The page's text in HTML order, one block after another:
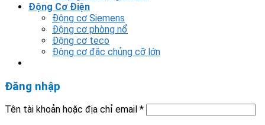
Động Cơ Điện
Động cơ Siemens
Động cơ phòng nổ
Động cơ teco
Động cơ đặc chủng cỡ lớn
Đăng nhập
Tên tài khoản hoặc địa chỉ email *